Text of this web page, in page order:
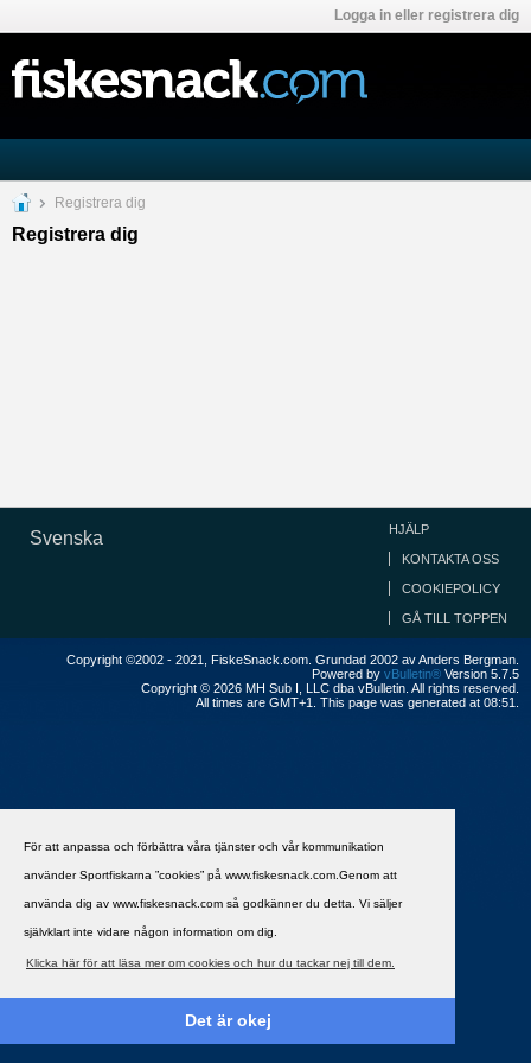
För att anpassa och förbättra våra tjänster och vår kommunikation
använder Sportfiskarna ”cookies” på www.fiskesnack.com.Genom att
använda dig av www.fiskesnack.com så godkänner du detta. Vi säljer
självklart inte vidare någon information om dig.
Klicka här för att läsa mer om cookies och hur du tackar nej till dem.
Det är okej
Logga in eller registrera dig
Registrera dig
Registrera dig
Svenska HJÄLP
KONTAKTA OSS
COOKIEPOLICY
GÅ TILL TOPPEN
Copyright ©2002 - 2021, FiskeSnack.com. Grundad 2002 av Anders Bergman.
Powered by vBulletin® Version 5.7.5
Copyright © 2026 MH Sub I, LLC dba vBulletin. All rights reserved.
All times are GMT+1. This page was generated at 08:51.